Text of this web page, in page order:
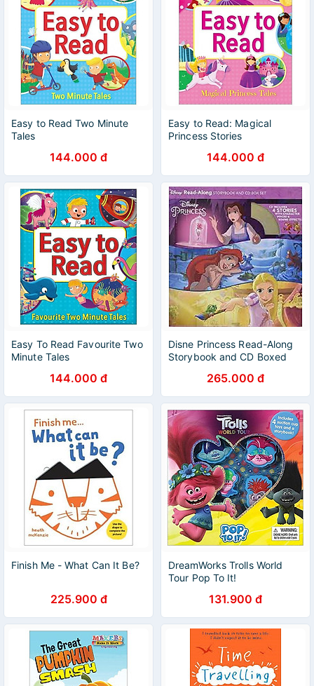
Easy to Read Two Minute
Tales
144.000 đ
Easy to Read: Magical
Princess Stories
144.000 đ
Easy To Read Favourite Two
Minute Tales
144.000 đ
Disne Princess Read-Along
Storybook and CD Boxed
265.000 đ
Finish Me - What Can It Be?
225.900 đ
DreamWorks Trolls World
Tour Pop To It!
131.900 đ